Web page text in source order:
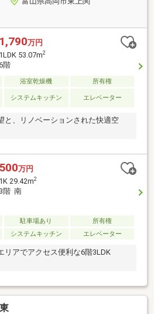
1,790万円
1LDK 53.07m2
階
浴室乾燥機
所有権
システムキッチン エレベーター
と、リノベーションされた快適空
500万円
1K 29.42m2
3階 南
駐車場あり
所有権
システムキッチン エレベーター
リアでアクセス便利な6階3LDK